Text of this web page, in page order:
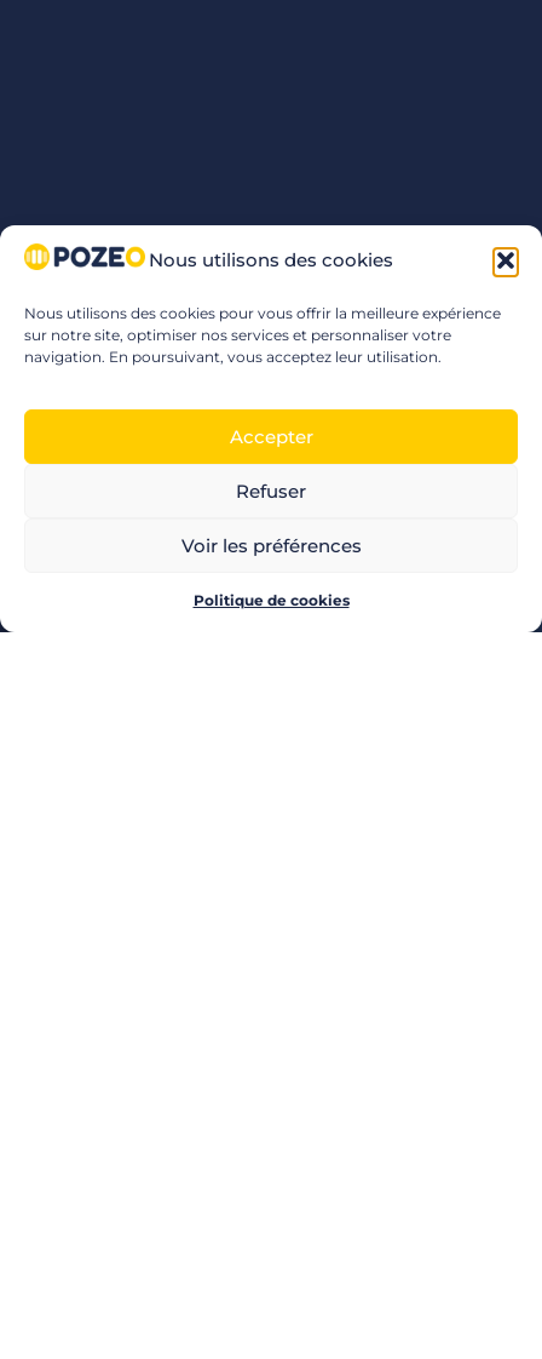
Nous utilisons des cookies
Nous utilisons des cookies pour vous offrir la meilleure expérience
sur notre site, optimiser nos services et personnaliser votre
navigation. En poursuivant, vous acceptez leur utilisation.
Accepter
Refuser
Voir les préférences
Politique de cookies
CHÈQUES CADEAUX
CARTE CADEAU